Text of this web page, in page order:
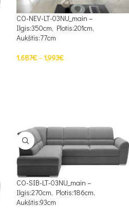
CO-NEV-LT-03NU_main –
Ilgis:350cm, Plotis:201cm,
Aukštis:77cm
1,687€–1,993€
CO-SIB-LT-03NU_main –
Ilgis:270cm, Plotis:186cm,
Aukštis:93cm